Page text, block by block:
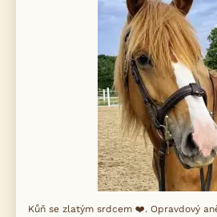
Kůň se zlatým srdcem ❤️. Opravdový